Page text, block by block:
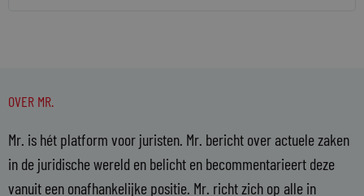
OVER MR.
Mr. is hét platform voor juristen. Mr. bericht over actuele zaken
in de juridische wereld en belicht en becommentarieert deze
vanuit een onafhankelijke positie. Mr. richt zich op alle in